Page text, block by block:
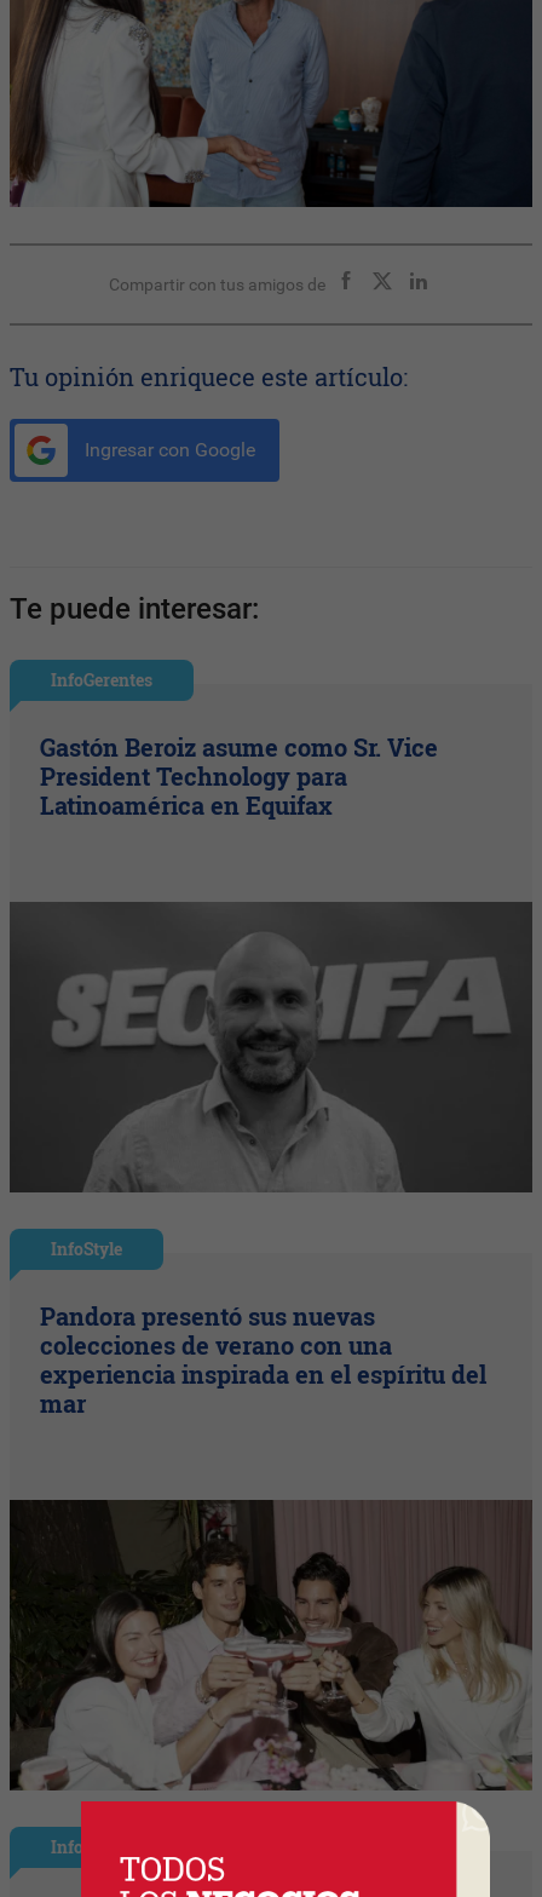
Compartir con tus amigos de
Tu opinión enriquece este artículo:
Ingresar con Google
Te puede interesar:
InfoGerentes
Gastón Beroiz asume como Sr. Vice
President Technology para
Latinoamérica en Equifax
InfoStyle
Pandora presentó sus nuevas
colecciones de verano con una
experiencia inspirada en el espíritu del
mar
InfoNegocios Miami